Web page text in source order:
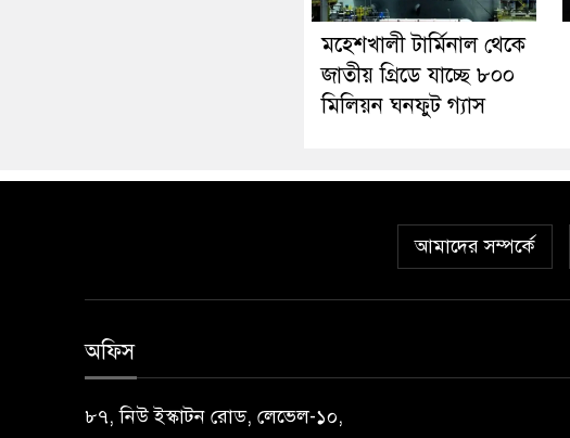
মহেশখালী টার্মিনাল থেকে
জাতীয় গ্রিডে যাচ্ছে ৮০০
মিলিয়ন ঘনফুট গ্যাস
আমাদের সম্পর্কে
অফিস
৮৭, নিউ ইস্কাটন রোড, লেভেল-১০,